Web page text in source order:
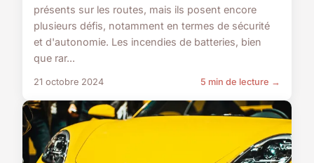
présents sur les routes, mais ils posent encore
plusieurs défis, notamment en termes de sécurité
et d'autonomie. Les incendies de batteries, bien
que rar...
21 octobre 2024 5 min de lecture →